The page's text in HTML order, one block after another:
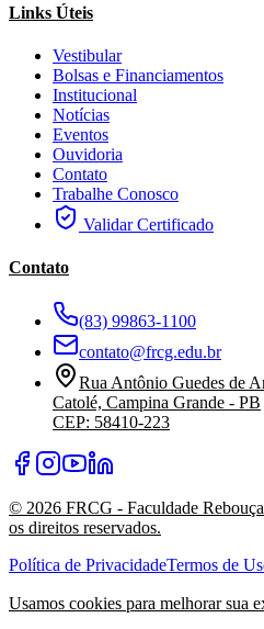
Links Úteis
Vestibular
Bolsas e Financiamentos
Institucional
Notícias
Eventos
Ouvidoria
Contato
Trabalhe Conosco
Validar Certificado
Contato
(83) 99863-1100
contato@frcg.edu.br
Rua Antônio Guedes de
Catolé, Campina Grande - PB
CEP: 58410-223
© 2026 FRCG - Faculdade
os direitos reservados.
Política de PrivacidadeTermos de
Usamos cookies para melhorar sua